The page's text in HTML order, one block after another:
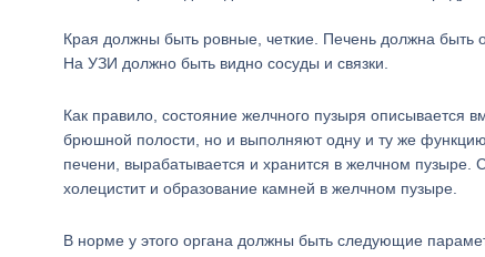
Края должны быть ровные, четкие. Печень должна быть
На УЗИ должно быть видно сосуды и связки.
Как правило, состояние желчного пузыря описывается
брюшной полости, но и выполняют одну и ту же
печени, вырабатывается и хранится в желчном пузыре.
холецистит и образование камней в желчном пузыре.
В норме у этого органа должны быть следующие